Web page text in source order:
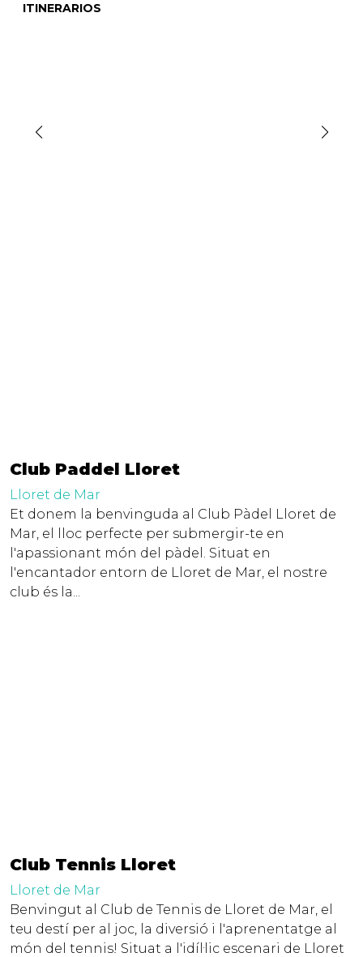
ITINERARIOS
Club Paddel Lloret
Lloret de Mar
Et donem la benvinguda al Club Pàdel Lloret de
Mar, el lloc perfecte per submergir-te en
l'apassionant món del pàdel. Situat en
l'encantador entorn de Lloret de Mar, el nostre
club és la...
Club Tennis Lloret
Lloret de Mar
Benvingut al Club de Tennis de Lloret de Mar, el
teu destí per al joc, la diversió i l'aprenentatge al
món del tennis! Situat a l'idíl·lic escenari de Lloret